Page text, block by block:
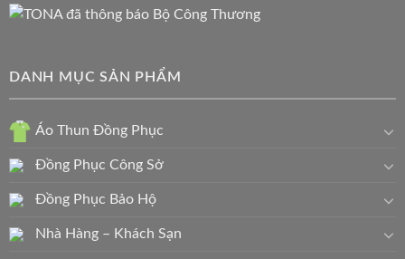
DANH MỤC SẢN PHẨM
Áo Thun Đồng Phục
Đồng Phục Công Sở
Đồng Phục Bảo Hộ
Nhà Hàng – Khách Sạn